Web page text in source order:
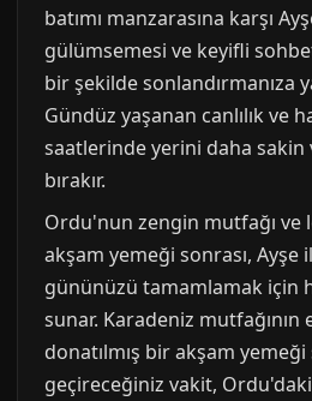
batımı manzarasına karşı
gülümsemesi ve keyifli
bir şekilde sonlandırmanıza
Gündüz yaşanan canlılık ve
saatlerinde yerini daha sakin
bırakır.
Ordu'nun zengin mutfağı ve
akşam yemeği sonrası, Ayşe
gününüzü tamamlamak için
sunar. Karadeniz mutfağının
donatılmış bir akşam yemeği
geçireceğiniz vakit,